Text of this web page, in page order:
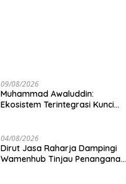
09/08/2026
Muhammad Awaluddin:
Ekosistem Terintegrasi Kunci
masyarakat
04/08/2026
Dirut Jasa Raharja Dampingi
Wamenhub Tinjau Penanganan